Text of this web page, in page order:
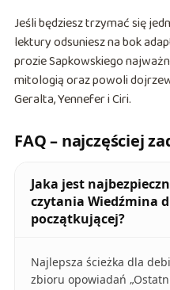
Jeśli będziesz trzymać się
lektury odsuniesz na bok
prozie Sapkowskiego
mitologią oraz powoli
Geralta, Yennefer i Ciri.
FAQ – najczęściej
Jaka jest
czytania Wiedźmina
początkującej?
Najlepsza ścieżka dla
zbioru opowiadań